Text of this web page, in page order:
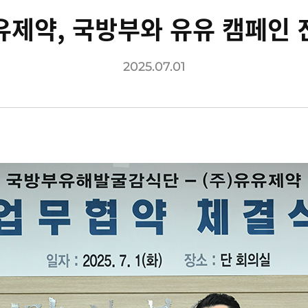
제약, 국방부와 유유 캠페인
2025.07.01